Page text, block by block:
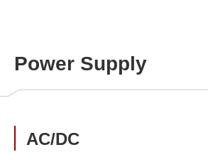
Power Supply
AC/DC